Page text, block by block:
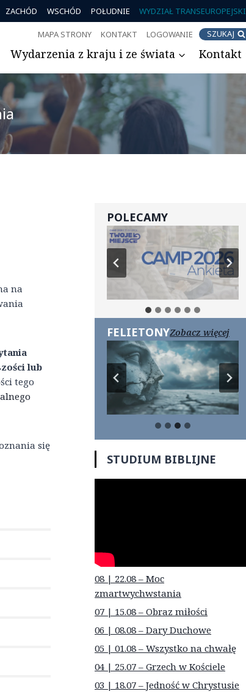
ZACHÓD WSCHÓD POŁUDNIE WYDZIAŁ TRANSEUROPEJSKI
MAPA STRONY KONTAKT LOGOWANIE SZUKAJ
Wydarzenia z kraju i ze świata Kontakt
na
lub
tego
się
POLECAMY
FELIETONYZobacz więcej
STUDIUM BIBLIJNE
08 | 22.08 – Moc
zmartwychwstania
07 | 15.08 – Obraz miłości
06 | 08.08 – Dary Duchowe
05 | 01.08 – Wszystko na chwałę
04 | 25.07 – Grzech w Kościele
03 | 18.07 – Jedność w Chrystusie